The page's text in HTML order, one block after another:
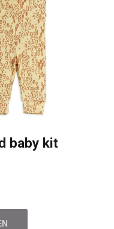
baby kit